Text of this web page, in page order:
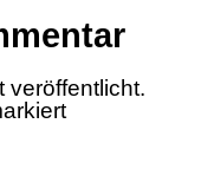
veröffentlicht.